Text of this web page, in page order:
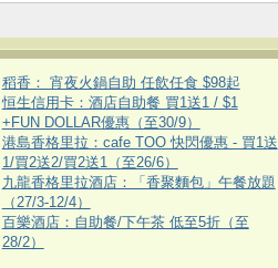
稻香： 宵夜火鍋自助 任飲任食 $98起
恒生信用卡：酒店自助餐 買1送1 / $1
+FUN DOLLAR優惠（至30/9）
港島香格里拉：cafe TOO 快閃優惠 - 買1送
1/買2送2/買2送1（至26/6）
九龍香格里拉酒店：「香聚麵包」午餐放題
（27/3-12/4）
百樂酒店：自助餐/下午茶 低至5折（至
28/2）